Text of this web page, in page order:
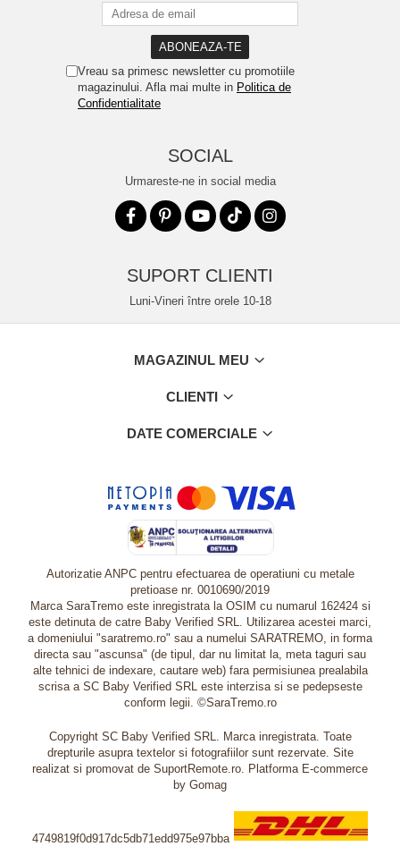
Vreau sa primesc newsletter cu promotiile
magazinului. Afla mai multe in Politica de
Confidentialitate
SOCIAL
Urmareste-ne in social media
SUPORT CLIENTI
Luni-Vineri între orele 10-18
MAGAZINUL MEU
CLIENTI
DATE COMERCIALE
Autorizatie ANPC pentru efectuarea de operatiuni cu metale
pretioase nr. 0010690/2019
Marca SaraTremo este inregistrata la OSIM cu numarul 162424 si
este detinuta de catre Baby Verified SRL. Utilizarea acestei marci,
a domeniului "saratremo.ro" sau a numelui SARATREMO, in forma
directa sau "ascunsa" (de tipul, dar nu limitat la, meta taguri sau
alte tehnici de indexare, cautare web) fara permisiunea prealabila
scrisa a SC Baby Verified SRL este interzisa si se pedepseste
conform legii. ©SaraTremo.ro
Copyright SC Baby Verified SRL. Marca inregistrata. Toate
drepturile asupra textelor si fotografiilor sunt rezervate. Site
realizat si promovat de SuportRemote.ro. Platforma E-commerce
by Gomag
4749819f0d917dc5db71edd975e97bba